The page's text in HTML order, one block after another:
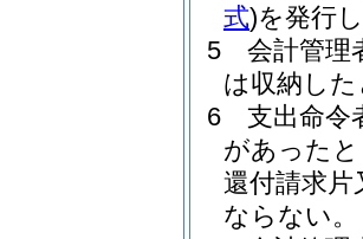
式)を発行
5
会計管理
は収納し
6
支出命令
があった
還付請求
ならない。